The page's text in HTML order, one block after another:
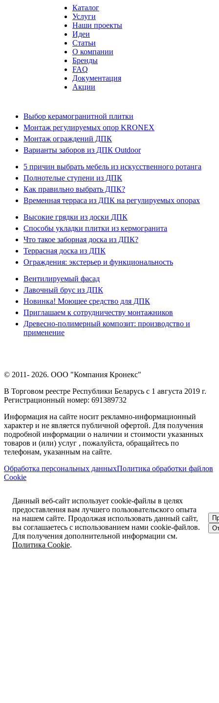
Каталог
Услуги
Наши проекты
Идеи
Статьи
О компании
Бренды
FAQ
Документация
Акции
Выбор керамогранитной плитки
Монтаж регулируемых опор KRONEX
Монтаж ограждений ДПК
Варианты заборов из ДПК Outdoor
5 причин выбрать мебель из искусственного ротанга
Полнотелые ступени из ДПК
Как правильно выбрать ДПК?
Временная терраса из ДПК на регулируемых опорах
Высокие грядки из доски ДПК
Способы укладки плитки из кермогранита
Что такое заборная доска из ДПК?
Террасная доска из ДПК
Ограждения: экстерьер и функциональность
Вентилируемый фасад
Лавочный брус из ДПК
Новинка! Моющее средство для ДПК
Приглашаем к сотрудничеству монтажников
Древесно-полимерный композит: производство и
применение
© 2011- 2026. ООО "Компания Кронекс"
В Торговом реестре Республики Беларусь с 1 августа 2019 г.
Регистрационный номер: 691389732
Информация на сайте носит рекламно-информационный
характер и не является публичной офертой. Для получения
подробной информации о наличии и стоимости указанных
товаров и (или) услуг , пожалуйста, обращайтесь по
телефонам, указанным на сайте.
Обработка персональных данныхПолитика обработки файлов
Cookie
Данный веб-сайт использует cookie-файлы в целях
предоставления вам лучшего пользовательского опыта
на нашем сайте. Продолжая использовать данный сайт,
вы соглашаетесь с использованием нами cookie-файлов.
Для получения дополнительной информации см.
Политика Cookie.